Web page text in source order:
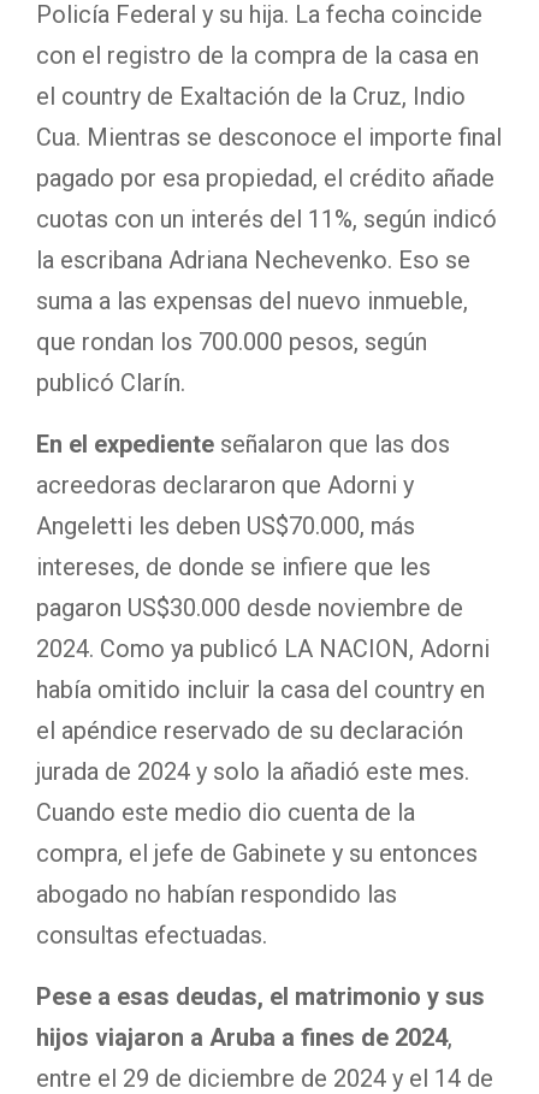
Policía Federal y su hija. La fecha coincide
con el registro de la compra de la casa en
el country de Exaltación de la Cruz, Indio
Cua. Mientras se desconoce el importe final
pagado por esa propiedad, el crédito añade
cuotas con un interés del 11%, según indicó
la escribana Adriana Nechevenko. Eso se
suma a las expensas del nuevo inmueble,
que rondan los 700.000 pesos, según
publicó Clarín.
En el expediente señalaron que las dos
acreedoras declararon que Adorni y
Angeletti les deben US$70.000, más
intereses, de donde se infiere que les
pagaron US$30.000 desde noviembre de
2024. Como ya publicó LA NACION, Adorni
había omitido incluir la casa del country en
el apéndice reservado de su declaración
jurada de 2024 y solo la añadió este mes.
Cuando este medio dio cuenta de la
compra, el jefe de Gabinete y su entonces
abogado no habían respondido las
consultas efectuadas.
Pese a esas deudas, el matrimonio y sus
hijos viajaron a Aruba a fines de 2024,
entre el 29 de diciembre de 2024 y el 14 de